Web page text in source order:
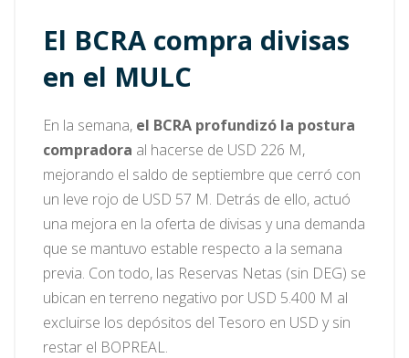
El BCRA compra divisas
en el MULC
En la semana, el BCRA profundizó la postura
compradora al hacerse de USD 226 M,
mejorando el saldo de septiembre que cerró con
un leve rojo de USD 57 M. Detrás de ello, actuó
una mejora en la oferta de divisas y una demanda
que se mantuvo estable respecto a la semana
previa. Con todo, las Reservas Netas (sin DEG) se
ubican en terreno negativo por USD 5.400 M al
excluirse los depósitos del Tesoro en USD y sin
restar el BOPREAL.